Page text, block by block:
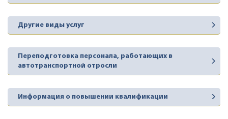
Другие виды услуг
Переподготовка персонала, работающих в
автотранспортной отросли
Информация о повышении квалификации